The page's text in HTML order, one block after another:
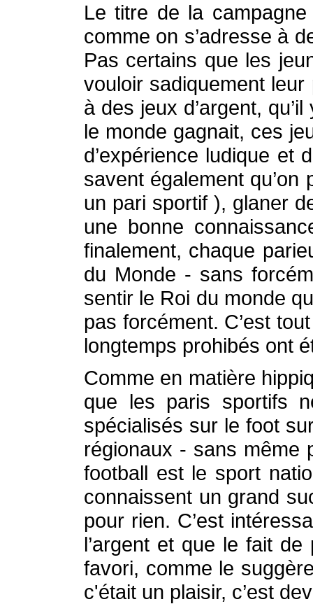
Le titre de la
comme on s’adresse à
Pas certains que les
vouloir sadiquement
à des jeux d’argent,
le monde gagnait, ces
d’expérience ludique et
savent également
un pari sportif ), glaner
une bonne
finalement, chaque
du Monde - sans
sentir le Roi du monde
pas forcément. C’est
longtemps prohibés ont
Comme en matière
que les paris sportifs
spécialisés sur le foot
régionaux - sans même
football est le sport
connaissent un grand
pour rien. C’est
l’argent et que le fait
favori, comme le
c'était un plaisir, c’est